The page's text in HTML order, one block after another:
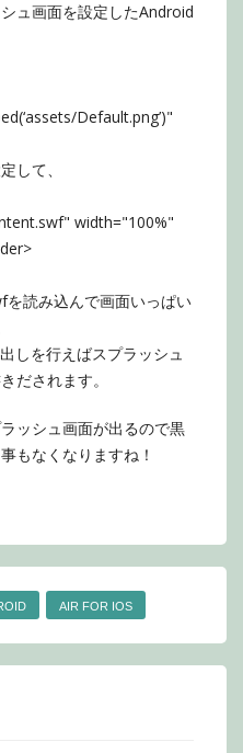
ュ画面を設定したAndroid
Default.png’)"
して、
width="100%"
読み込んで画面いっぱい
しを行えばスプラッシュ
だされます。
ッシュ画面が出るので黒
もなくなりますね！
AIR FOR IOS